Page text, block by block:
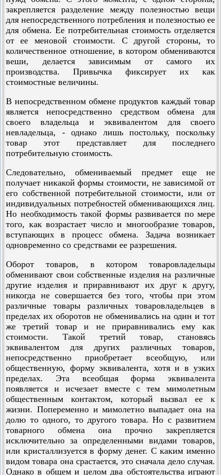
закрепляется разделение между полезностью вещи
для непосредственного потребления и полезностью ее
для обмена. Ее потребительная стоимость отделяется
от ее меновой стоимости. С другой стороны, то
количественное отношение, в котором обмениваются
веши, делается зависимым от самого их
производства. Привычка фиксирует их как
стоимостные величины.
В непосредственном обмене продуктов каждый товар
является непосредственно средством обмена для
своего владельца и эквивалентом для своего
невладельца, - однако лишь постольку, поскольку
товар этот представляет для последнего
потребительную стоимость.
Следовательно, обмениваемый предмет еще не
получает никакой формы стоимости, не зависимой от
его собственной потребительной стоимости, или от
индивидуальных потребностей обменивающихся лиц.
Но необходимость такой формы развивается по мере
того, как возрастает число и многообразие товаров,
вступающих в процесс обмена. Задача возникает
одновременно со средствами ее разрешения.
Оборот товаров, в котором товаровладельцы
обменивают свои собственные изделия на различные
другие изделия и приравнивают их друг к другу,
никогда не совершается без того, чтобы при этом
различные товары различных товаровладельцев в
пределах их оборотов не обменивались на один и тот
же третий товар и не приравнивались ему как
стоимости. Такой третий товар, становясь
эквивалентом для других различных товаров,
непосредственно приобретает всеобщую, или
общественную, форму эквивалента, хотя и в узких
пределах. Эта всеобщая форма эквивалента
появляется и исчезает вместе с тем мимолетным
общественным контактом, который вызвал ее к
жизни. Попеременно и мимолетно выпадает она на
долю то одного, то другого товара. Но с развитием
товарного обмена она прочно закрепляется
исключительно за определенными видами товаров,
или кристаллизуется в форму денег. С каким именно
видом товара она срастается, это сначала дело случая.
Однако в общем и целом два обстоятельства играют